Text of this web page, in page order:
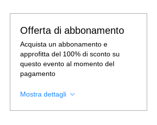
Offerta di abbonamento
Acquista un abbonamento e
approfitta del 100% di sconto su
questo evento al momento del
pagamento
Mostra dettagli